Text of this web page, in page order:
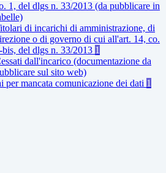
1, del dlgs n. 33/2013 (da pubblicare in
di incarichi di amministrazione, di
o di governo di cui all'art. 14, co.
bis, del dlgs n. 33/2013 1
dall'incarico (documentazione da
sul sito web)
per mancata comunicazione dei dati 1